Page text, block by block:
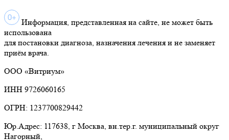
Информация, представленная на сайте, не может быть
использована
для постановки диагноза, назначения лечения и не заменяет
приём врача.
ООО «Витриум»
ИНН 9726060165
ОГРН: 1237700829442
Юр.Адрес: 117638, г Москва, вн.тер.г. муниципальный округ
Нагорный,